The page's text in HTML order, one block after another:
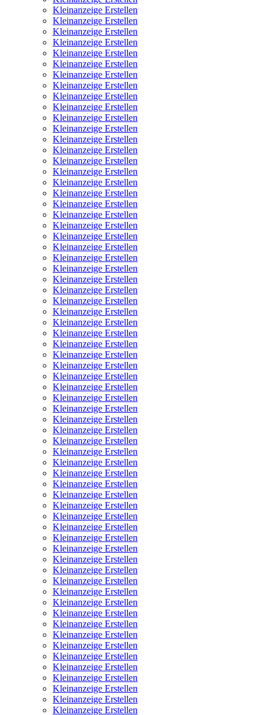
Kleinanzeige Erstellen
Kleinanzeige Erstellen
Kleinanzeige Erstellen
Kleinanzeige Erstellen
Kleinanzeige Erstellen
Kleinanzeige Erstellen
Kleinanzeige Erstellen
Kleinanzeige Erstellen
Kleinanzeige Erstellen
Kleinanzeige Erstellen
Kleinanzeige Erstellen
Kleinanzeige Erstellen
Kleinanzeige Erstellen
Kleinanzeige Erstellen
Kleinanzeige Erstellen
Kleinanzeige Erstellen
Kleinanzeige Erstellen
Kleinanzeige Erstellen
Kleinanzeige Erstellen
Kleinanzeige Erstellen
Kleinanzeige Erstellen
Kleinanzeige Erstellen
Kleinanzeige Erstellen
Kleinanzeige Erstellen
Kleinanzeige Erstellen
Kleinanzeige Erstellen
Kleinanzeige Erstellen
Kleinanzeige Erstellen
Kleinanzeige Erstellen
Kleinanzeige Erstellen
Kleinanzeige Erstellen
Kleinanzeige Erstellen
Kleinanzeige Erstellen
Kleinanzeige Erstellen
Kleinanzeige Erstellen
Kleinanzeige Erstellen
Kleinanzeige Erstellen
Kleinanzeige Erstellen
Kleinanzeige Erstellen
Kleinanzeige Erstellen
Kleinanzeige Erstellen
Kleinanzeige Erstellen
Kleinanzeige Erstellen
Kleinanzeige Erstellen
Kleinanzeige Erstellen
Kleinanzeige Erstellen
Kleinanzeige Erstellen
Kleinanzeige Erstellen
Kleinanzeige Erstellen
Kleinanzeige Erstellen
Kleinanzeige Erstellen
Kleinanzeige Erstellen
Kleinanzeige Erstellen
Kleinanzeige Erstellen
Kleinanzeige Erstellen
Kleinanzeige Erstellen
Kleinanzeige Erstellen
Kleinanzeige Erstellen
Kleinanzeige Erstellen
Kleinanzeige Erstellen
Kleinanzeige Erstellen
Kleinanzeige Erstellen
Kleinanzeige Erstellen
Kleinanzeige Erstellen
Kleinanzeige Erstellen
Kleinanzeige Erstellen